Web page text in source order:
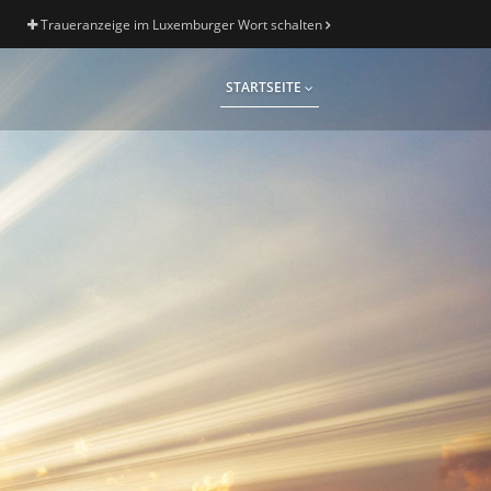
Traueranzeige im Luxemburger Wort schalten
STARTSEITE